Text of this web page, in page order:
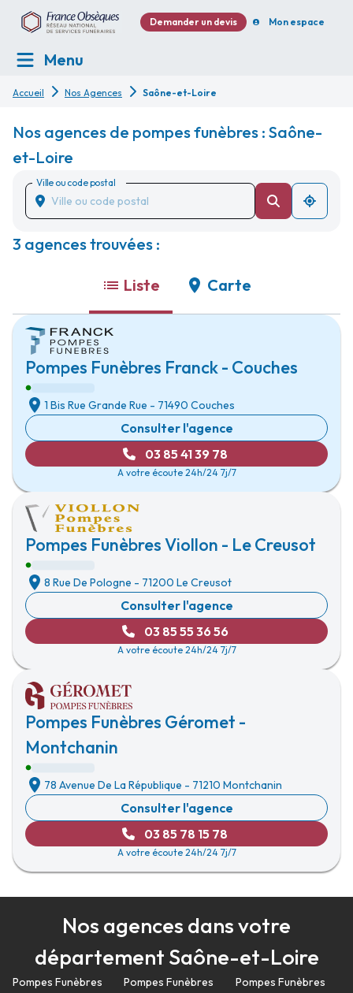
Demander un devis Mon espace
Menu
Accueil Nos Agences Saône-et-Loire
Nos agences de pompes funèbres : Saône-
et-Loire
Ville ou code postal
3 agences trouvées :
Liste Carte
Pompes Funèbres Franck - Couches
1 Bis Rue Grande Rue - 71490 Couches
Consulter l'agence
03 85 41 39 78
A votre écoute 24h/24 7j/7
Pompes Funèbres Viollon - Le Creusot
8 Rue De Pologne - 71200 Le Creusot
Consulter l'agence
03 85 55 36 56
A votre écoute 24h/24 7j/7
Pompes Funèbres Géromet -
Montchanin
78 Avenue De La République - 71210 Montchanin
Consulter l'agence
03 85 78 15 78
A votre écoute 24h/24 7j/7
Nos agences dans votre
département Saône-et-Loire
Pompes Funèbres
Pompes Funèbres
Pompes Funèbres